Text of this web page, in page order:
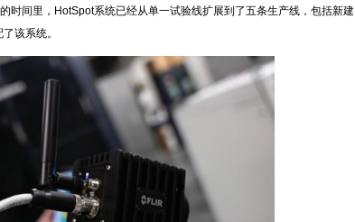
时间里，HotSpot系统已经从单一试验线扩展到了五条生产线，包括新建
该系统。